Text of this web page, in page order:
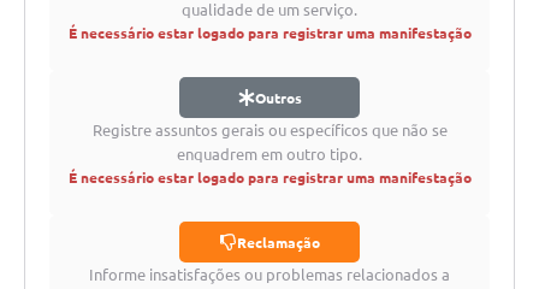
Ouvidoria Municipal
qualidade de um serviço.
É necessário estar logado para registrar uma manifestação
Outros
Registre assuntos gerais ou específicos que não se
enquadrem em outro tipo.
É necessário estar logado para registrar uma manifestação
Reclamação
Informe insatisfações ou problemas relacionados a